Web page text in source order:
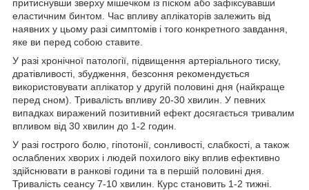
притиснувши зверху мішечком із піском або зафіксувавши
еластичним бинтом. Час впливу аплікаторів залежить від
наявних у цьому разі симптомів і того конкретного завдання,
яке ви перед собою ставите.
У разі хронічної патології, підвищення артеріального тиску,
дратівливості, збудження, безсоння рекомендується
використовувати аплікатор у другій половині дня (найкраще
перед сном). Тривалість впливу 20-30 хвилин. У певних
випадках виражений позитивний ефект досягається тривалим
впливом від 30 хвилин до 1-2 годин.
У разі гострого болю, гіпотонії, сонливості, слабкості, а також
ослаблених хворих і людей похилого віку вплив ефективно
здійснювати в ранкові години та в першій половині дня.
Тривалість сеансу 7-10 хвилин. Курс становить 1-2 тижні.